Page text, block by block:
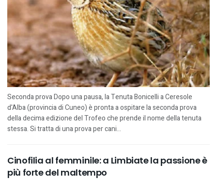
Seconda prova Dopo una pausa, la Tenuta Bonicelli a Ceresole
d'Alba (provincia di Cuneo) è pronta a ospitare la seconda prova
della decima edizione del Trofeo che prende il nome della tenuta
stessa. Si tratta di una prova per cani...
Cinofilia al femminile: a Limbiate la passione è
più forte del maltempo